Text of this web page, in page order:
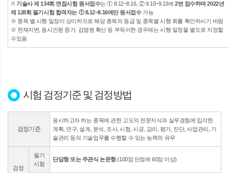
※ 기술사 제 134회 면접시험 원서접수는 ① 8.12~8.16, ② 9.10~9.13에2번 접수하며 2022년
제 128회 필기시험 합격자는 ① 8.12~8.16에만 원서접수가능
※ 종목 별 시행 일정이 상이하므로 해당 종목의 등급 및 종목별 시행 회를 확인하시기 바람
※ 천재지변, 응시인원 증가, 감염병 확산 등 부득이한 경우에는 시행 일정을 별도로 지정할
수있음
시험 검정기준 및 검정방법
검정기준
응시하고자 하는 종목에 관한 고도의 전문지식과 실무경험에 입각한
계획, 연구, 설계, 분석, 조사, 시험, 시공, 감리, 평가, 진단, 사업관리, 기
술관리 등의 기술업무를 수행할 수 있는 능력의 유무
검정
필기
시험
단답형 또는 주관식 논문형 (100점 만점에 60점 이상)